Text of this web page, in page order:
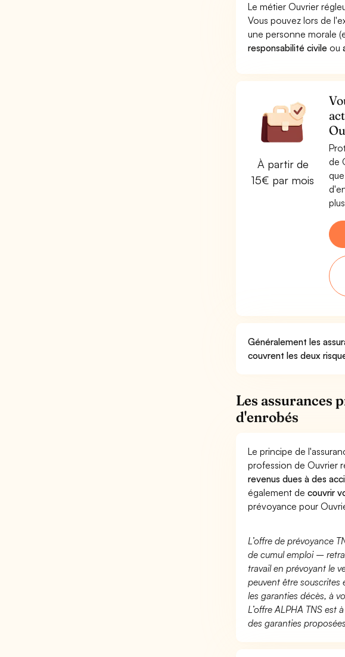
Le métier Ouvrier
Vous pouvez lors de
une personne morale
responsabilité civile ou
À partir de
15€ par mois
de
Généralement les
couvrent les deux
Les assurances
d'enrobés
Le principe de
profession de Ouvrier
revenus dues à des
également decouvrir
prévoyance pour
L’offre de prévoyance
de cumul emploi –
travail en prévoyant le
peuvent être souscrites
les garanties décès, à
L’offre ALPHA TNS est
des garanties